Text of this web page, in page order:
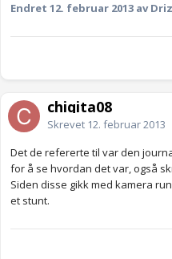
Endret 12. februar 2013 av
chiqita08
Skrevet 12. februar 2013
Det de refererte til var den
for å se hvordan det var, også
Siden disse gikk med kamera
et stunt.